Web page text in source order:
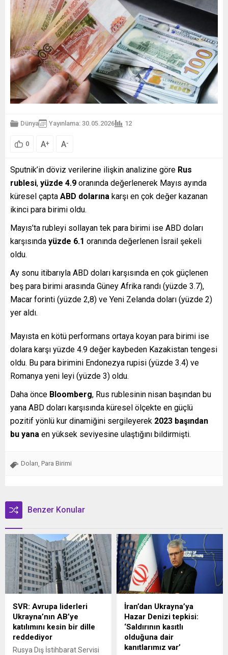
Dünya Yayınlama: 30.05.2026 12
0 A+ A-
Sputnik’in döviz verilerine ilişkin analizine göre Rus
rublesi, yüzde 4.9 oranında değerlenerek Mayıs ayında
küresel çapta ABD dolarına karşı en çok değer kazanan
ikinci para birimi oldu.
Mayıs’ta rubleyi sollayan tek para birimi ise ABD doları
karşısında yüzde 6.1 oranında değerlenen İsrail şekeli
oldu.
Ay sonu itibarıyla ABD doları karşısında en çok güçlenen
beş para birimi arasında Güney Afrika randı (yüzde 3.7),
Macar forinti (yüzde 2,8) ve Yeni Zelanda doları (yüzde 2)
yer aldı.
Mayısta en kötü performans ortaya koyan para birimi ise
dolara karşı yüzde 4.9 değer kaybeden Kazakistan tengesi
oldu. Bu para birimini Endonezya rupisi (yüzde 3.4) ve
Romanya yeni leyi (yüzde 3) oldu.
Daha önce Bloomberg, Rus rublesinin nisan başından bu
yana ABD doları karşısında küresel ölçekte en güçlü
pozitif yönlü kur dinamiğini sergileyerek 2023 başından
bu yana en yüksek seviyesine ulaştığını bildirmişti.
Doları Para Birimi
Benzer Konular
SVR: Avrupa liderleri
Ukrayna’nın AB’ye
katılımını kesin bir dille
reddediyor
Rusya Dış İstihbarat Servisi
İran’dan Ukrayna’ya
Hazar Denizi tepkisi:
‘Saldırının kasıtlı
olduğuna dair
kanıtlarımız var’